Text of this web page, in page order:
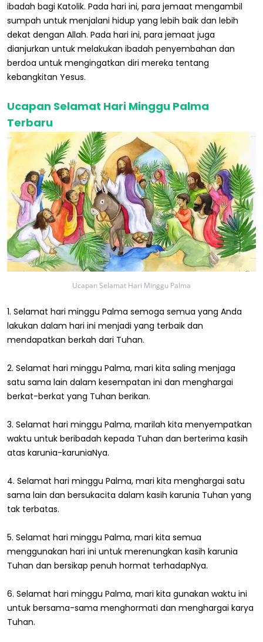
ibadah bagi Katolik. Pada hari ini, para jemaat mengambil
sumpah untuk menjalani hidup yang lebih baik dan lebih
dekat dengan Allah. Pada hari ini, para jemaat juga
dianjurkan untuk melakukan ibadah penyembahan dan
berdoa untuk mengingatkan diri mereka tentang
kebangkitan Yesus.
Ucapan Selamat Hari Minggu Palma
Terbaru
Ucapan Selamat Hari Minggu Palma
1. Selamat hari minggu Palma semoga semua yang Anda
lakukan dalam hari ini menjadi yang terbaik dan
mendapatkan berkah dari Tuhan.
2. Selamat hari minggu Palma, mari kita saling menjaga
satu sama lain dalam kesempatan ini dan menghargai
berkat-berkat yang Tuhan berikan.
3. Selamat hari minggu Palma, marilah kita menyempatkan
waktu untuk beribadah kepada Tuhan dan berterima kasih
atas karunia-karuniaNya.
4. Selamat hari minggu Palma, mari kita menghargai satu
sama lain dan bersukacita dalam kasih karunia Tuhan yang
tak terbatas.
5. Selamat hari minggu Palma, mari kita semua
menggunakan hari ini untuk merenungkan kasih karunia
Tuhan dan bersikap penuh hormat terhadapNya.
6. Selamat hari minggu Palma, mari kita gunakan waktu ini
untuk bersama-sama menghormati dan menghargai karya
Tuhan.